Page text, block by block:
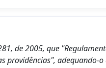
de 2005, que
providências", adequando-